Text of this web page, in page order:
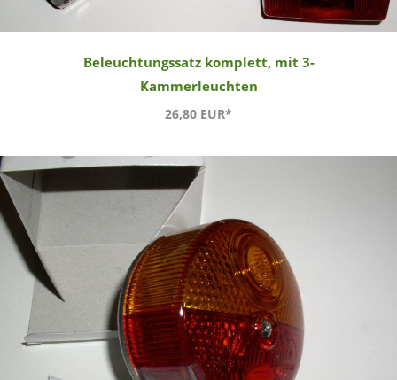
Beleuchtungssatz komplett, mit 3-
Kammerleuchten
26,80 EUR*